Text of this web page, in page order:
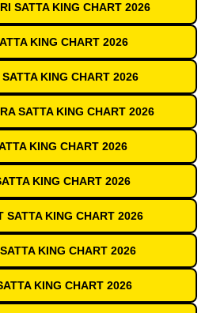
SATTA KING CHART 2026
KING CHART 2026
KING CHART 2026
SATTA KING CHART 2026
KING CHART 2026
KING CHART 2026
SATTA KING CHART 2026
KING CHART 2026
KING CHART 2026